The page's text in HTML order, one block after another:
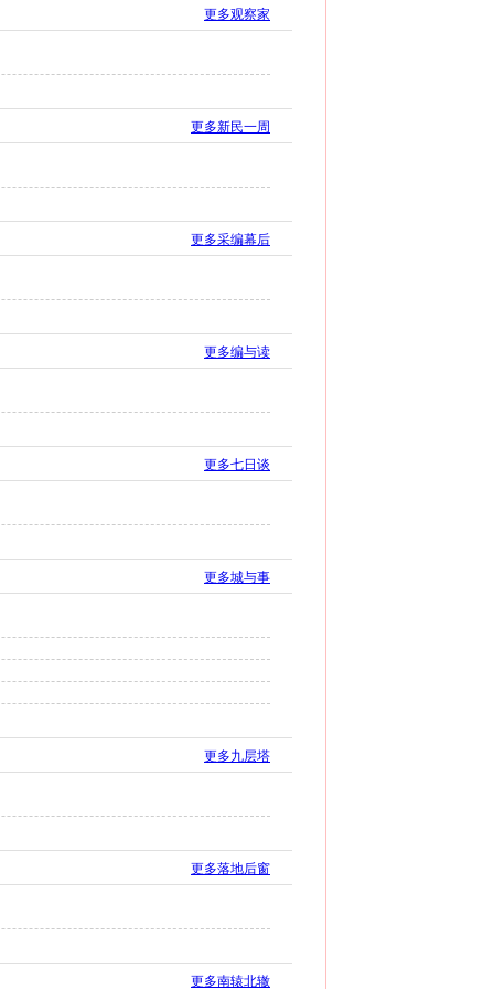
更多观察家
更多新民一周
更多采编幕后
更多编与读
更多七日谈
更多城与事
更多九层塔
更多落地后窗
更多南辕北辙